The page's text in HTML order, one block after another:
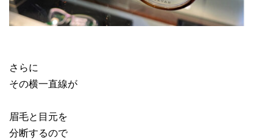
さらに
その横一直線が
眉毛と目元を
分断するので